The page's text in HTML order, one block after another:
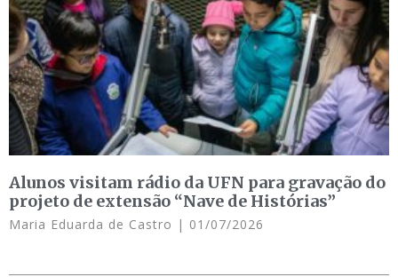
Alunos visitam rádio da UFN para gravação do
projeto de extensão “Nave de Histórias”
Maria Eduarda de Castro 01/07/2026